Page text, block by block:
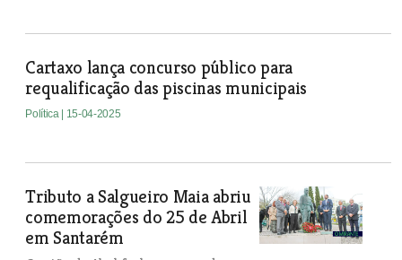
Cartaxo lança concurso público para
requalificação das piscinas municipais
Política | 15-04-2025
Tributo a Salgueiro Maia abriu
comemorações do 25 de Abril
em Santarém